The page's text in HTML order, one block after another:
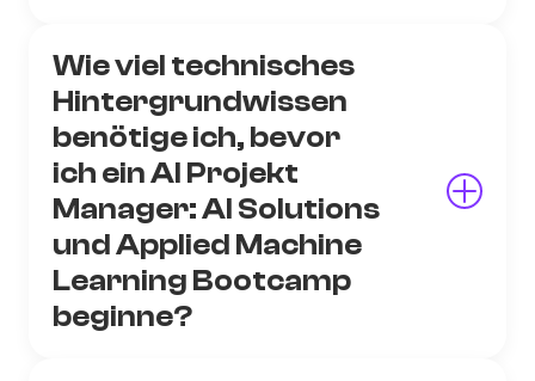
Wie viel technisches
Hintergrundwissen
benötige ich, bevor
ich ein AI Projekt
Manager: AI Solutions
und Applied Machine
Learning Bootcamp
beginne?